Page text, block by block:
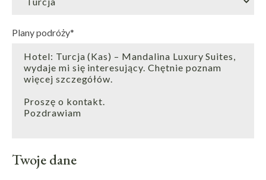
Plany podróży*
Twoje dane